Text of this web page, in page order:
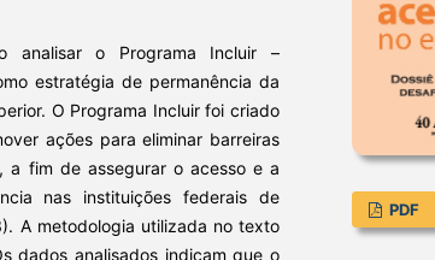
analisar o Programa Incluir –
estratégia de permanência da
O Programa Incluir foi criado
ações para eliminar barreiras
a fim de assegurar o acesso e a
nas instituições federais de
A metodologia utilizada no texto
dados analisados indicam que o
PDF